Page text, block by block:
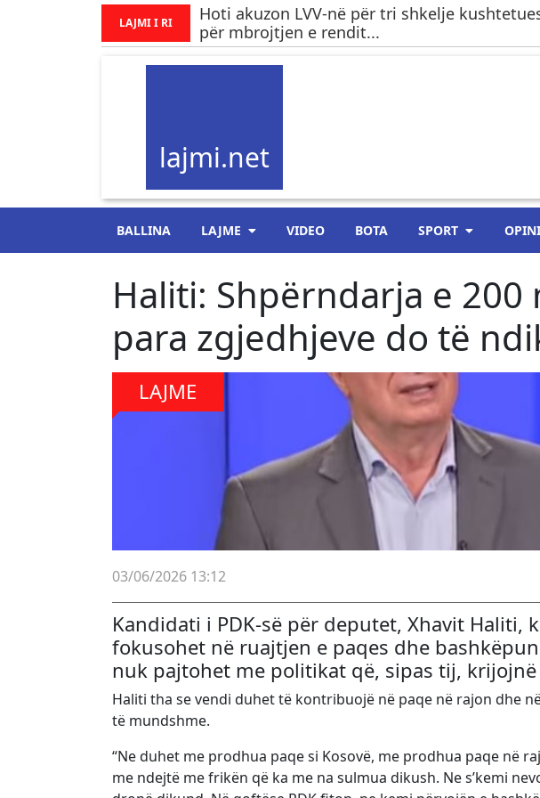
LAJMI I RI
Hoti akuzon LVV-në për tri shkelje
për mbrojtjen e rendit...
lajmi.net
BALLINA LAJME VIDEO BOTA SPORT
Haliti: Shpërndarja e
para zgjedhjeve do të
LAJME
03/06/2026 13:12
Kandidati i PDK-së për deputet, Xhavit Haliti,
fokusohet në ruajtjen e paqes dhe
nuk pajtohet me politikat që, sipas tij,
Haliti tha se vendi duhet të kontribuojë në paqe në rajon dhe
të mundshme.
“Ne duhet me prodhua paqe si Kosovë, me prodhua paqe në
me ndejtë me frikën që ka me na sulmua dikush. Ne s’kemi